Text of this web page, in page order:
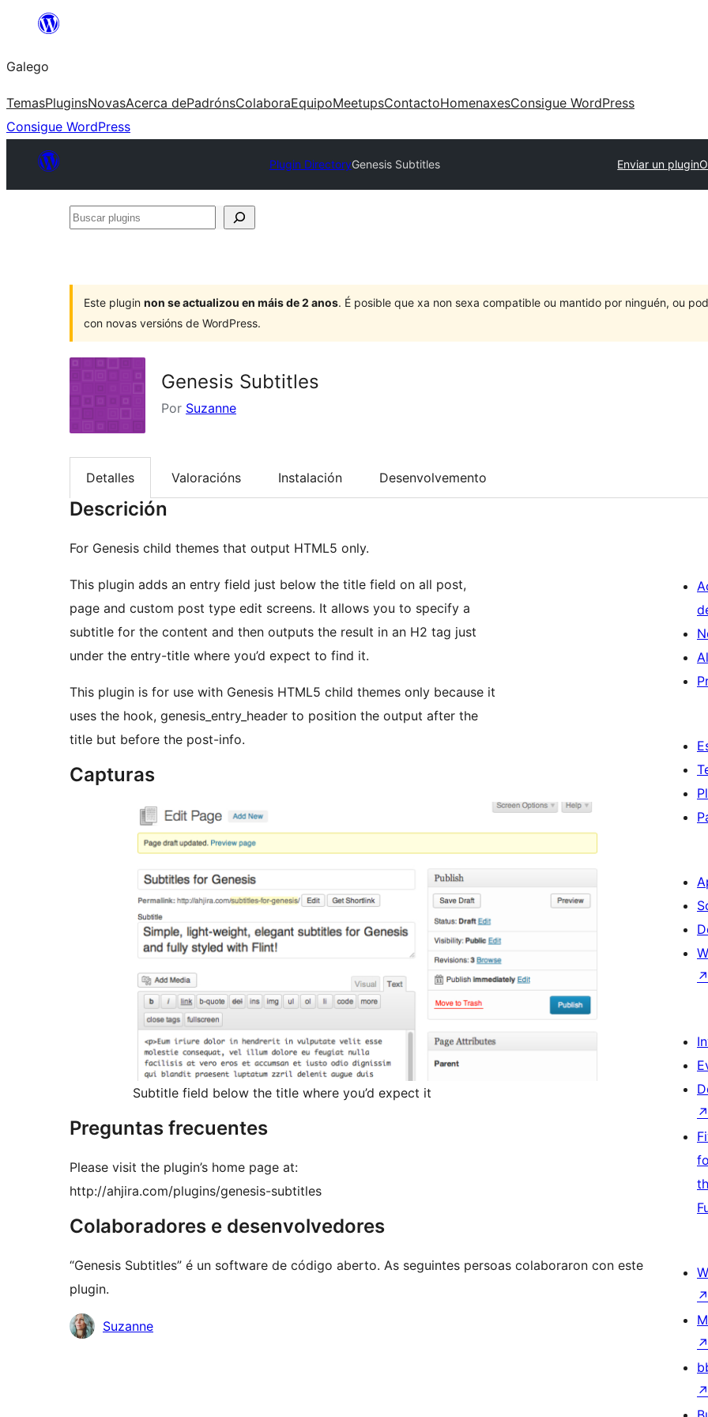
Saltar
contido
Galego
TemasPluginsNovasAcerca dePadrónsColaboraEquipoMeetupsContactoHomenaxesConsigue WordPress
Consigue WordPress
Plugin DirectoryGenesis Subtitles Enviar un plugin
Buscar
Este plugin non se actualizou en máis de 2 anos. É posible que xa non sexa compatible ou mantido por ninguén, ou
con novas versións de WordPress.
Genesis Subtitles
Por Suzanne
Detalles Valoracións Instalación Desenvolvemento
Descrición
For Genesis child themes that output HTML5 only.
This plugin adds an entry field just below the title field on all post,
page and custom post type edit screens. It allows you to specify a
subtitle for the content and then outputs the result in an H2 tag just
under the entry-title where you’d expect to find it.
This plugin is for use with Genesis HTML5 child themes only because it
uses the hook, genesis_entry_header to position the output after the
title but before the post-info.
Capturas
Subtitle field below the title where you’d expect it
Preguntas frecuentes
Please visit the plugin’s home page at:
http://ahjira.com/plugins/genesis-subtitles
Colaboradores e desenvolvedores
“Genesis Subtitles” é un software de código aberto. As seguintes persoas colaboraron con este
plugin.
Colaboradores
Suzanne
↗
↗
↗
↗
↗